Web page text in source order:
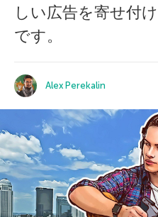
しい広告を寄せ付
です。
Alex Perekalin